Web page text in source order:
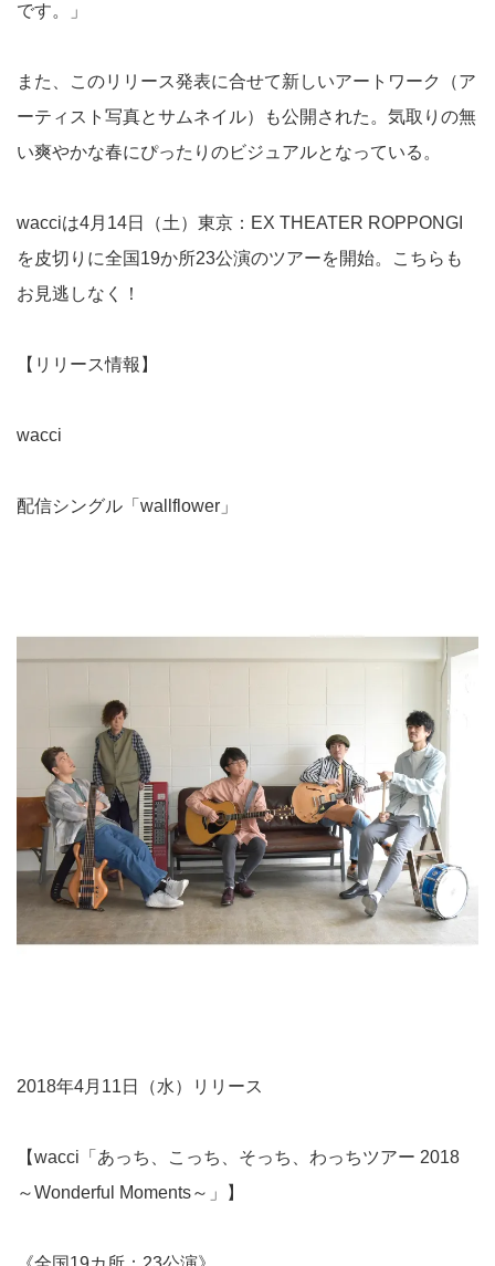
です。」
また、このリリース発表に合せて新しいアートワーク（ア
ーティスト写真とサムネイル）も公開された。気取りの無
い爽やかな春にぴったりのビジュアルとなっている。
wacciは4月14日（土）東京：EX THEATER ROPPONGI
を皮切りに全国19か所23公演のツアーを開始。こちらも
お見逃しなく！
【リリース情報】
wacci
配信シングル「wallflower」
2018年4月11日（水）リリース
【wacci「あっち、こっち、そっち、わっちツアー 2018
～Wonderful Moments～」】